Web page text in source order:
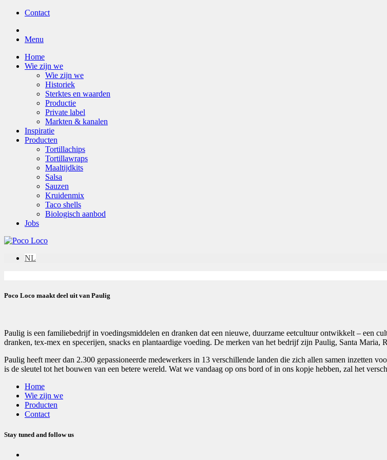
Contact
Menu
Home
Wie zijn we
Wie zijn we
Historiek
Sterktes en waarden
Productie
Private label
Markten & kanalen
Inspiratie
Producten
Tortillachips
Tortillawraps
Maaltijdkits
Salsa
Sauzen
Kruidenmix
Taco shells
Biologisch aanbod
Jobs
NL
Poco Loco maakt deel uit van Paulig
Paulig is een familiebedrijf in voedingsmiddelen en dranken dat een nieuwe, duurzame eetcultuur ontwikkelt – een
dranken, tex-mex en specerijen, snacks en plantaardige voeding. De merken van het bedrijf zijn Paulig, Santa Maria,
Paulig heeft meer dan 2.300 gepassioneerde medewerkers in 13 verschillende landen die zich allen samen inzetten
is de sleutel tot het bouwen van een betere wereld. Wat we vandaag op ons bord of in ons kopje hebben, zal het
Home
Wie zijn we
Producten
Contact
Stay tuned and follow us